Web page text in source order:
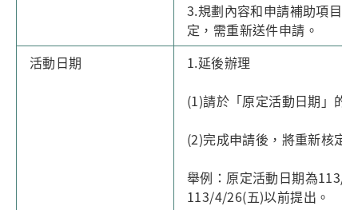
3.規劃內容和申請補助項目
定，需重新送件申請。
活動日期
1.延後辦理
(1)請於「原定活動日期」的
(2)完成申請後，將重新核定
舉例：原定活動日期為113/
113/4/26(五)以前提出。